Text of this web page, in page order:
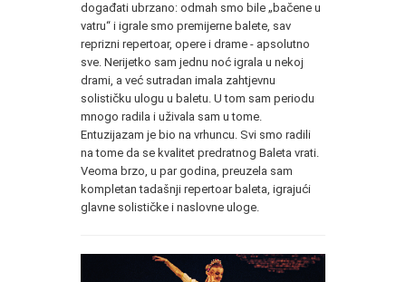
događati ubrzano: odmah smo bile „bačene u
vatru“ i igrale smo premijerne balete, sav
reprizni repertoar, opere i drame - apsolutno
sve. Nerijetko sam jednu noć igrala u nekoj
drami, a već sutradan imala zahtjevnu
solističku ulogu u baletu. U tom sam periodu
mnogo radila i uživala sam u tome.
Entuzijazam je bio na vrhuncu. Svi smo radili
na tome da se kvalitet predratnog Baleta vrati.
Veoma brzo, u par godina, preuzela sam
kompletan tadašnji repertoar baleta, igrajući
glavne solističke i naslovne uloge.